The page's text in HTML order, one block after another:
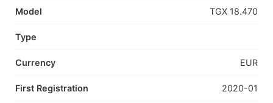
Model TGX 18.470
Type
Currency EUR
First Registration 2020-01